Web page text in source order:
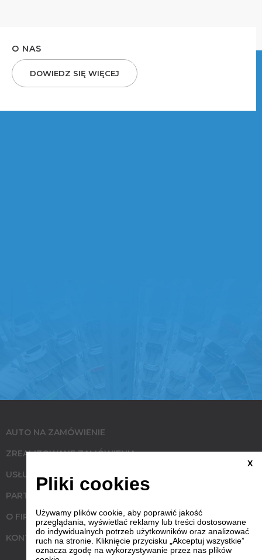
O NAS
DOWIEDZ SIĘ WIĘCEJ
AUTO NA ZAMÓWIENIE
ZREALIZOWANE ZAMÓWIENIA
USŁUGI
PARTNERZY
O FIRMIE
KONTAKT
X
Pliki cookies
Używamy plików cookie, aby poprawić jakość
przeglądania, wyświetlać reklamy lub treści dostosowane
do indywidualnych potrzeb użytkowników oraz analizować
ruch na stronie. Kliknięcie przycisku „Akceptuj wszystkie”
oznacza zgodę na wykorzystywanie przez nas plików